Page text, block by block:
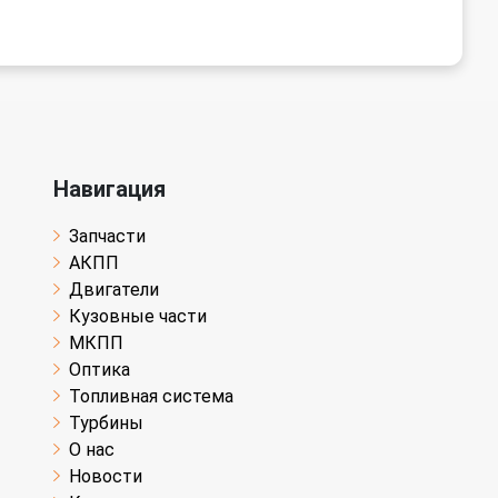
Навигация
Запчасти
АКПП
Двигатели
Кузовные части
МКПП
Оптика
Топливная система
Турбины
О нас
Новости